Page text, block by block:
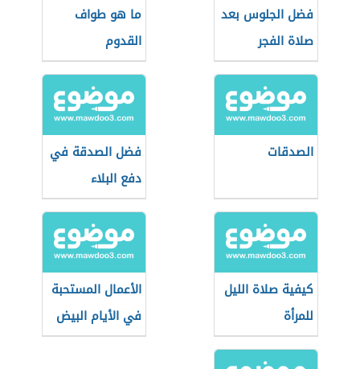
فضل الجلوس بعد
صلاة الفجر
ما هو طواف
القدوم
الصدقات
فضل الصدقة في
دفع البلاء
كيفية صلاة الليل
للمرأة
الأعمال المستحبة
في الأيام البيض